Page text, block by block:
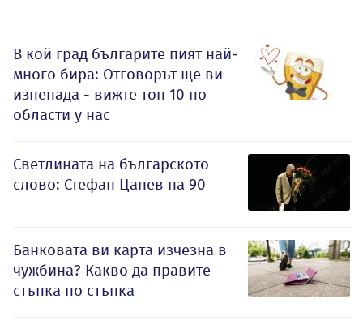
В кой град българите пият най-
много бира: Отговорът ще ви
изненада - вижте топ 10 по
области у нас
Светлината на българското
слово: Стефан Цанев на 90
Банковата ви карта изчезна в
чужбина? Какво да правите
стъпка по стъпка